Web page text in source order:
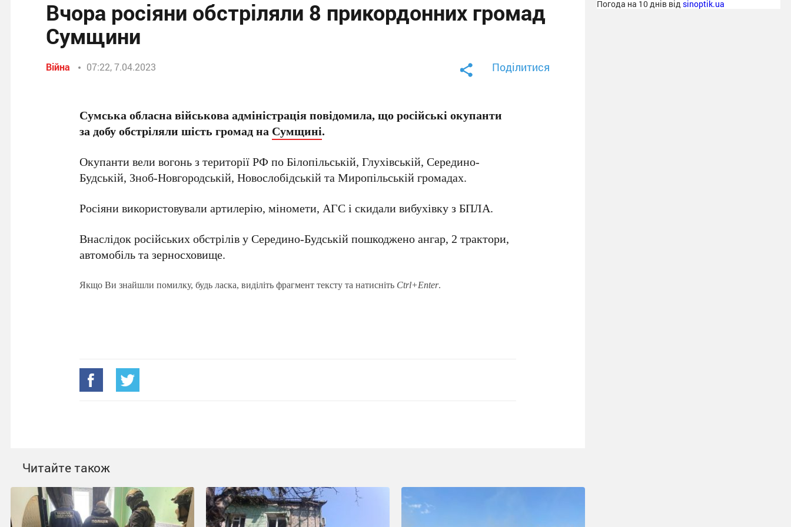
Вчора росіяни обстріляли 8 прикордонних громад
Сумщини
Війна 07:22, 7.04.2023 Поділитися
Сумська обласна військова адміністрація повідомила, що російські окупанти
за добу обстріляли шість громад на Сумщині.
Окупанти вели вогонь з території РФ по Білопільській, Глухівській, Середино-
Будській, Зноб-Новгородській, Новослобідській та Миропільській громадах.
Росіяни використовували артилерію, міномети, АГС і скидали вибухівку з БПЛА.
Внаслідок російських обстрілів у Середино-Будській пошкоджено ангар, 2 трактори,
автомобіль та зерносховище.
Якщо Ви знайшли помилку, будь ласка, виділіть фрагмент тексту та натисніть Ctrl+Enter.
Читайте також
Погода на 10 днів від sinoptik.ua